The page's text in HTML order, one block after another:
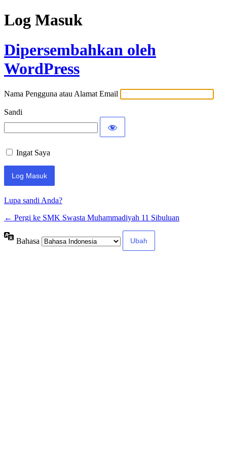
Log Masuk
Dipersembahkan oleh
WordPress
Nama Pengguna atau Alamat Email
Sandi
Ingat Saya
Lupa sandi Anda?
← Pergi ke SMK Swasta Muhammadiyah 11 Sibuluan
Bahasa